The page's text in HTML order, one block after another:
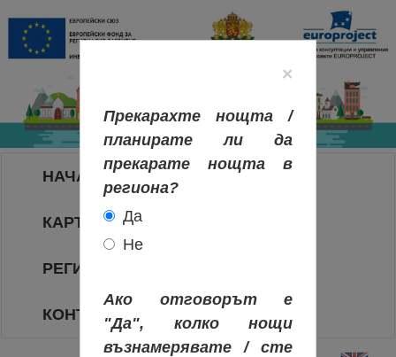
НАЧАЛО
КАРТА НА РЕГИОНИТЕ
РЕГИОНИ
КОНТАКТИ
×
Прекарахте нощта /
планирате ли да
прекарате нощта в
региона?
Да
Не
Ако отговорът е
"Да", колко нощи
възнамерявате / сте